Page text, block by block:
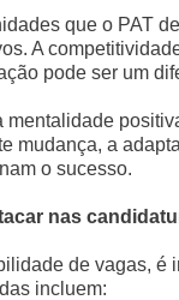
que o PAT
A
pode ser um
mentalidade
mudança, a
o sucesso.
nas
de vagas, é
incluem: